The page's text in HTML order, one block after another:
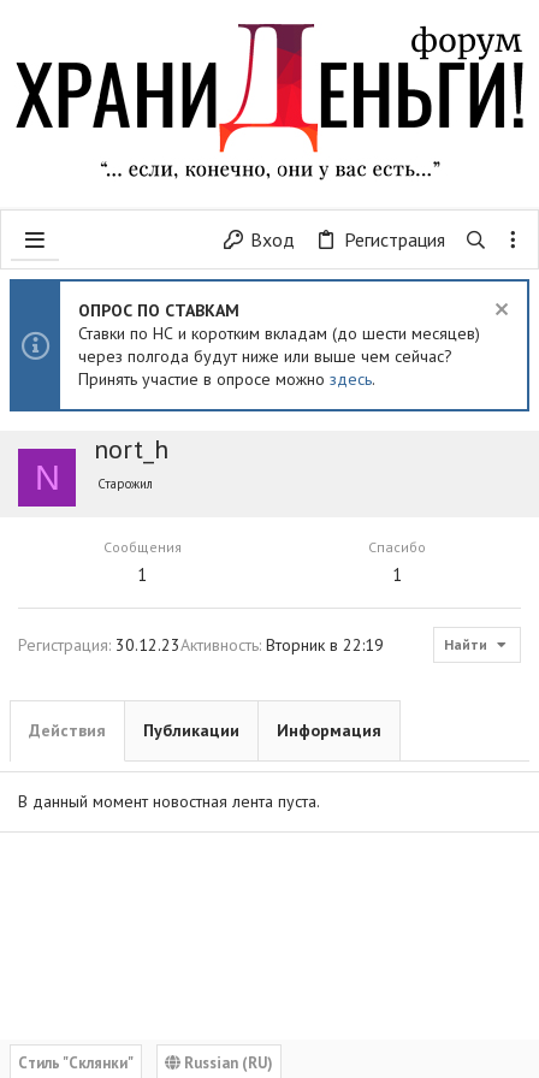
Вход Регистрация
ОПРОС ПО СТАВКАМ
Ставки по НС и коротким вкладам (до шести месяцев)
через полгода будут ниже или выше чем сейчас?
Принять участие в опросе можно здесь.
N
nort_h
Старожил
Сообщения
1
Спасибо
1
Регистрация 30.12.23Активность Вторник в 22:19 Найти
Действия Публикации Информация
В данный момент новостная лента пуста.
Cтиль "Склянки" Russian (RU)